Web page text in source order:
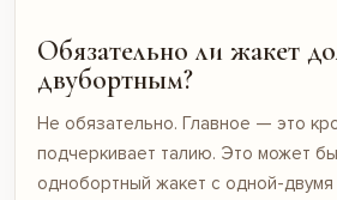
Обязательно ли жакет
двубортным?
Не обязательно. Главное — это
подчеркивает талию. Это может
однобортный жакет с одной-двумя